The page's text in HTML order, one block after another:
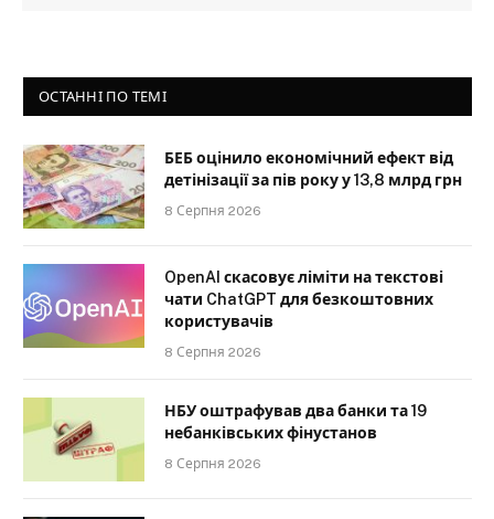
ОСТАННІ ПО ТЕМІ
БЕБ оцінило економічний ефект від
детінізації за пів року у 13,8 млрд грн
8 Серпня 2026
OpenAI скасовує ліміти на текстові
чати ChatGPT для безкоштовних
користувачів
8 Серпня 2026
НБУ оштрафував два банки та 19
небанківських фінустанов
8 Серпня 2026